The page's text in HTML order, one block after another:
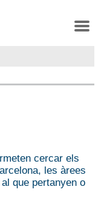
cercar els
les àrees
que pertanyen o